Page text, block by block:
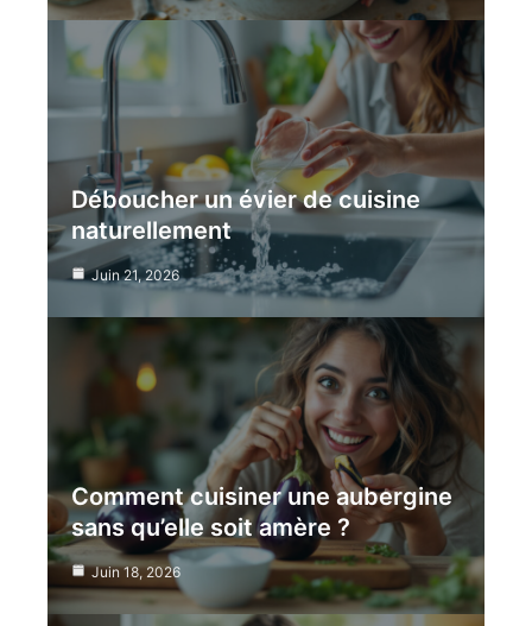
Déboucher un évier de cuisine
naturellement
Juin 21, 2026
Comment cuisiner une aubergine
sans qu’elle soit amère ?
Juin 18, 2026